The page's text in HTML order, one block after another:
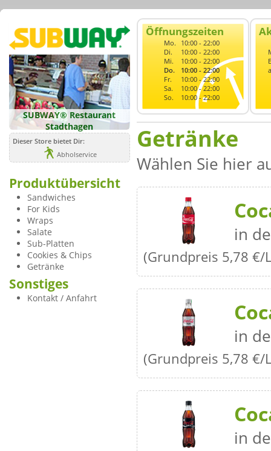
SUBWAY® Restaurant
Stadthagen
Dieser Store bietet Dir:
Abholservice
Produktübersicht
Sandwiches
For Kids
Wraps
Salate
Sub-Platten
Cookies & Chips
Getränke
Sonstiges
Kontakt / Anfahrt
Öffnungszeiten
Mo. 10:00 - 22:00
Di.
10:00 - 22:00
Mi.
10:00 - 22:00
Do.
10:00 - 22:00
Fr.
10:00 - 22:00
Sa.
10:00 - 22:00
So.
10:00 - 22:00
Getränke
Wählen Sie hier
in
(Grundpreis 5,78 €/
in
(Grundpreis 5,78 €/
in